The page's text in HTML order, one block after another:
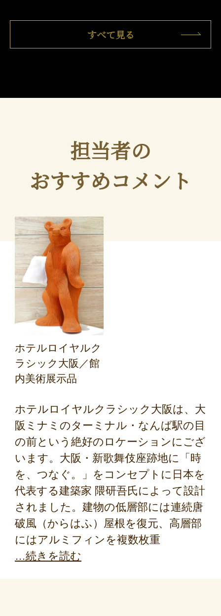
すべて見る
担当者の
おすすめコメント
ホテルロイヤルク
ラシック大阪／館
内美術展示品
ホテルロイヤルクラシック大阪は、大
阪ミナミのターミナル・なんば駅の目
の前という絶好のロケーションにござ
います。大阪・新歌舞伎座跡地に「時
を、つなぐ。」をコンセプトに日本を
代表する建築家 隈研吾氏によって設計
されました。建物の低層部には連続唐
破風（からはふ）屋根を復元、高層部
にはアルミフィンを複数枚重
続きを読む